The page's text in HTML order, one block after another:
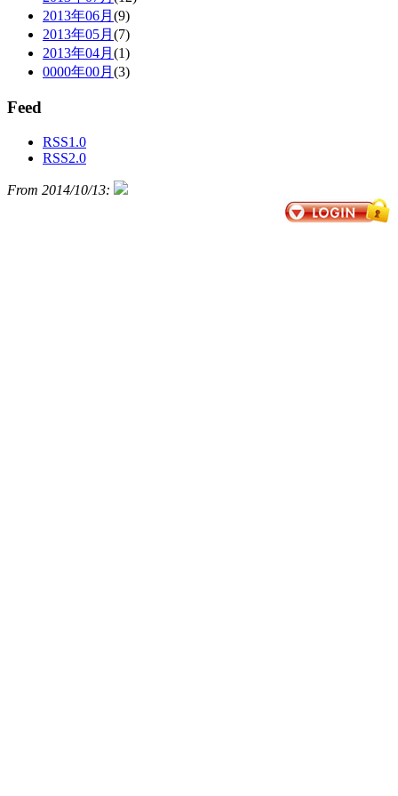
2013年06月 (9)
2013年05月 (7)
2013年04月 (1)
0000年00月 (3)
Feed
RSS1.0
RSS2.0
From 2014/10/13: